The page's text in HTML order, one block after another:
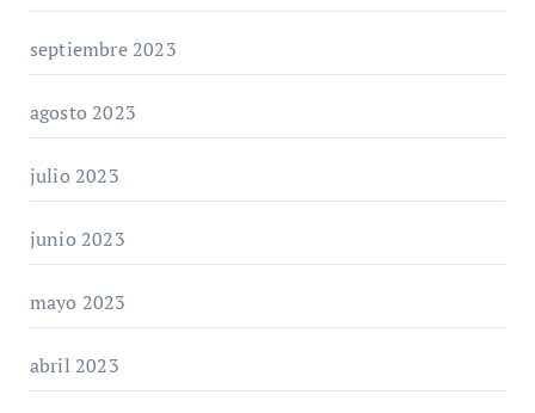
septiembre 2023
agosto 2023
julio 2023
junio 2023
mayo 2023
abril 2023